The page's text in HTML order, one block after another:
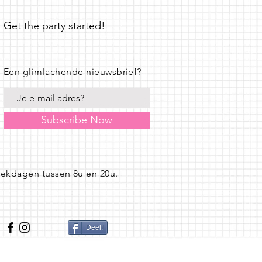
Get the party started!
tussen 8u en 20u.
Een glimlachende nieuwsbrief?
Subscribe Now
Deel!